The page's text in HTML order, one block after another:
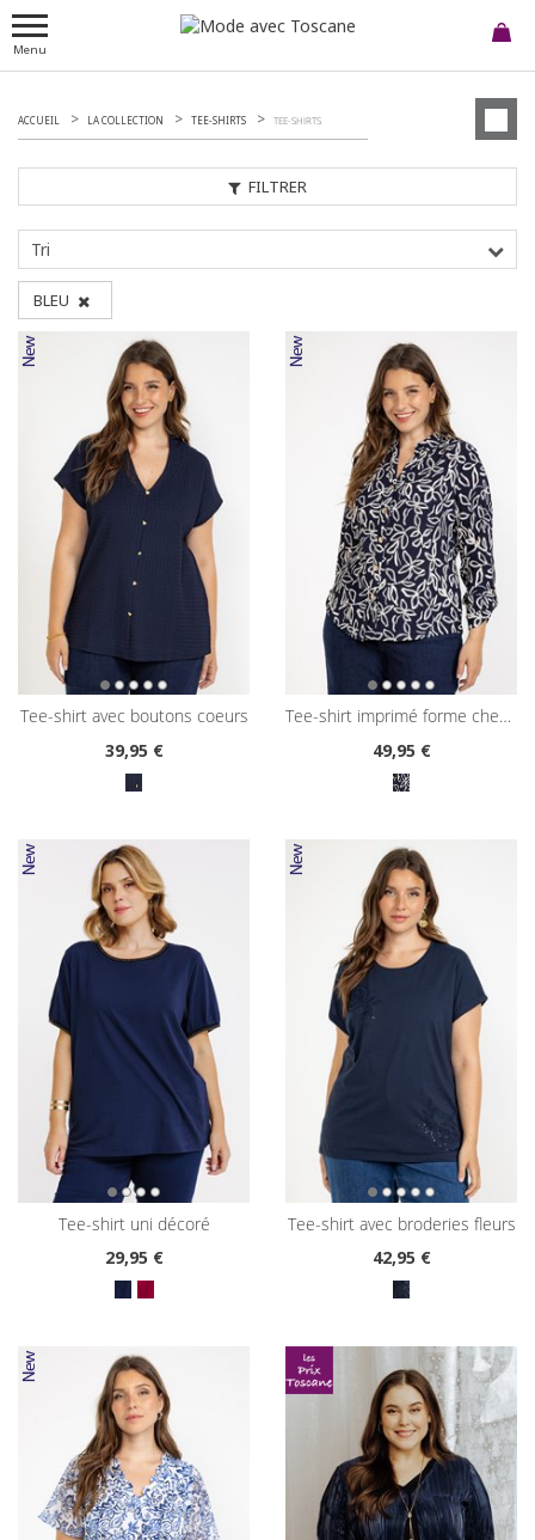
Menu
FILTRER
ACCUEIL LA COLLECTION TEE-SHIRTS TEE-SHIRTS
Tri
BLEU
tee-shirt avec boutons coeurs
39,95 €
tee-shirt imprimé forme chemise
49,95 €
tee-shirt uni décoré
29,95 €
tee-shirt avec broderies fleurs
42,95 €